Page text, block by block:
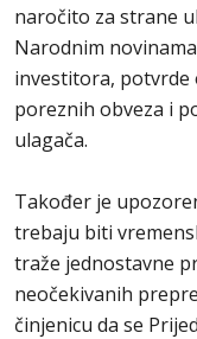
naročito za strane
Narodnim
investitora, potvrde
poreznih obveza i
ulagača.
Također je
trebaju biti
traže jednostavne
neočekivanih
činjenicu da se